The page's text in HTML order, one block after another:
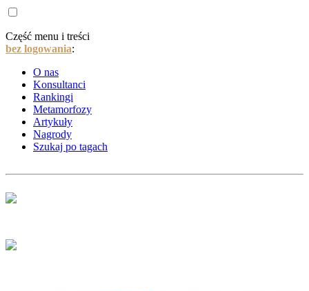
Część menu i treści
bez logowania:
O nas
Konsultanci
Rankingi
Metamorfozy
Artykuły
Nagrody
Szukaj po tagach